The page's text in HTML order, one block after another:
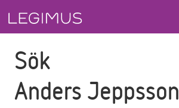
Sök
Anders Jeppsson